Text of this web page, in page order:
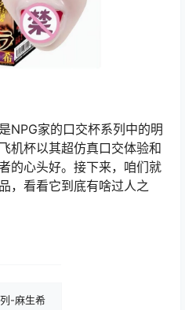
NPG家的口交杯系列中的明
杯以其超仿真口交体验和
的心头好。接下来，咱们就
，看看它到底有啥过人之
-麻生希